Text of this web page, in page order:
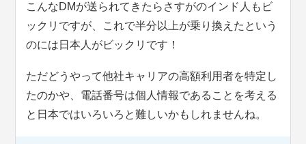
こんなDMが送られてきたらさすがのインド人もビ
ックリですが、これで半分以上が乗り換えたという
のには日本人がビックリです！
ただどうやって他社キャリアの高額利用者を特定し
たのかや、電話番号は個人情報であることを考える
と日本ではいろいろと難しいかもしれませんね。